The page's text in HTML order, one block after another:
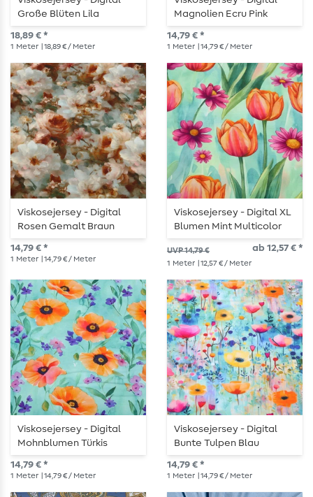
Große Blüten Lila
Multicolor
18,89 € *
1 Meter | 18,89 € / Meter
Magnolien Ecru Pink
14,79 € *
1 Meter | 14,79 € / Meter
Viskosejersey - Digital
Rosen Gemalt Braun
14,79 € *
1 Meter | 14,79 € / Meter
Viskosejersey - Digital XL
Blumen Mint Multicolor
UVP 14,79 € ab 12,57 € *
1 Meter | 12,57 € / Meter
Viskosejersey - Digital
Mohnblumen Türkis
14,79 € *
1 Meter | 14,79 € / Meter
Viskosejersey - Digital
Bunte Tulpen Blau
Multicolor
14,79 € *
1 Meter | 14,79 € / Meter